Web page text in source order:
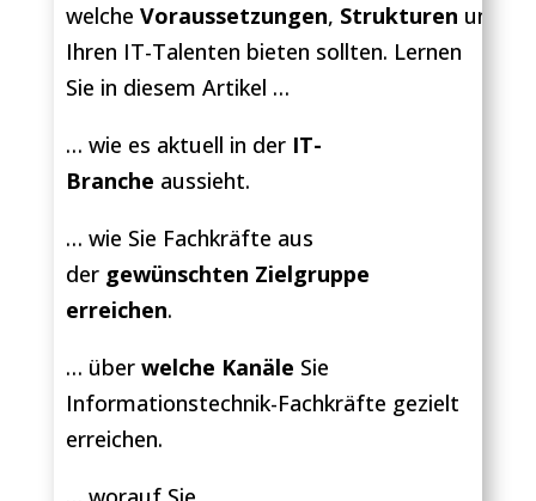
welche Voraussetzungen, Strukturen und
Ihren IT-Talenten bieten sollten. Lernen
Sie in diesem Artikel …
… wie es aktuell in der IT-
Branche aussieht.
… wie Sie Fachkräfte aus
der gewünschten Zielgruppe
erreichen.
… über welche Kanäle Sie
Informationstechnik-Fachkräfte gezielt
erreichen.